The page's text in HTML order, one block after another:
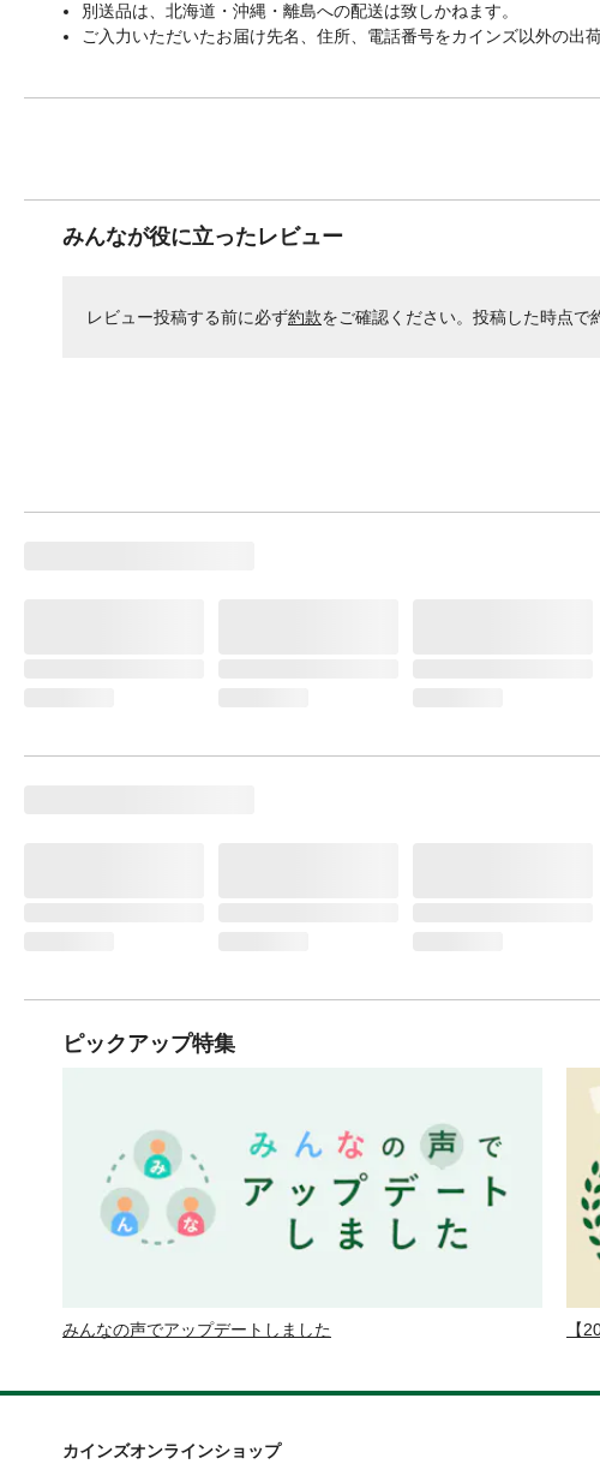
別送品は、北海道・沖縄・離島への配送は致しかねます。
ご入力いただいたお届け先名、住所、電話番号をカインズ以外の出
みんなが役に立ったレビュー
レビュー投稿する前に必ず約款をご確認ください。投稿した時点で
ピックアップ特集
みんなの声でアップデートしました 【
カインズオンラインショップ